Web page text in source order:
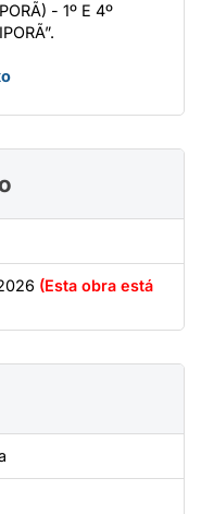
- 1º E 4º
(Esta obra está